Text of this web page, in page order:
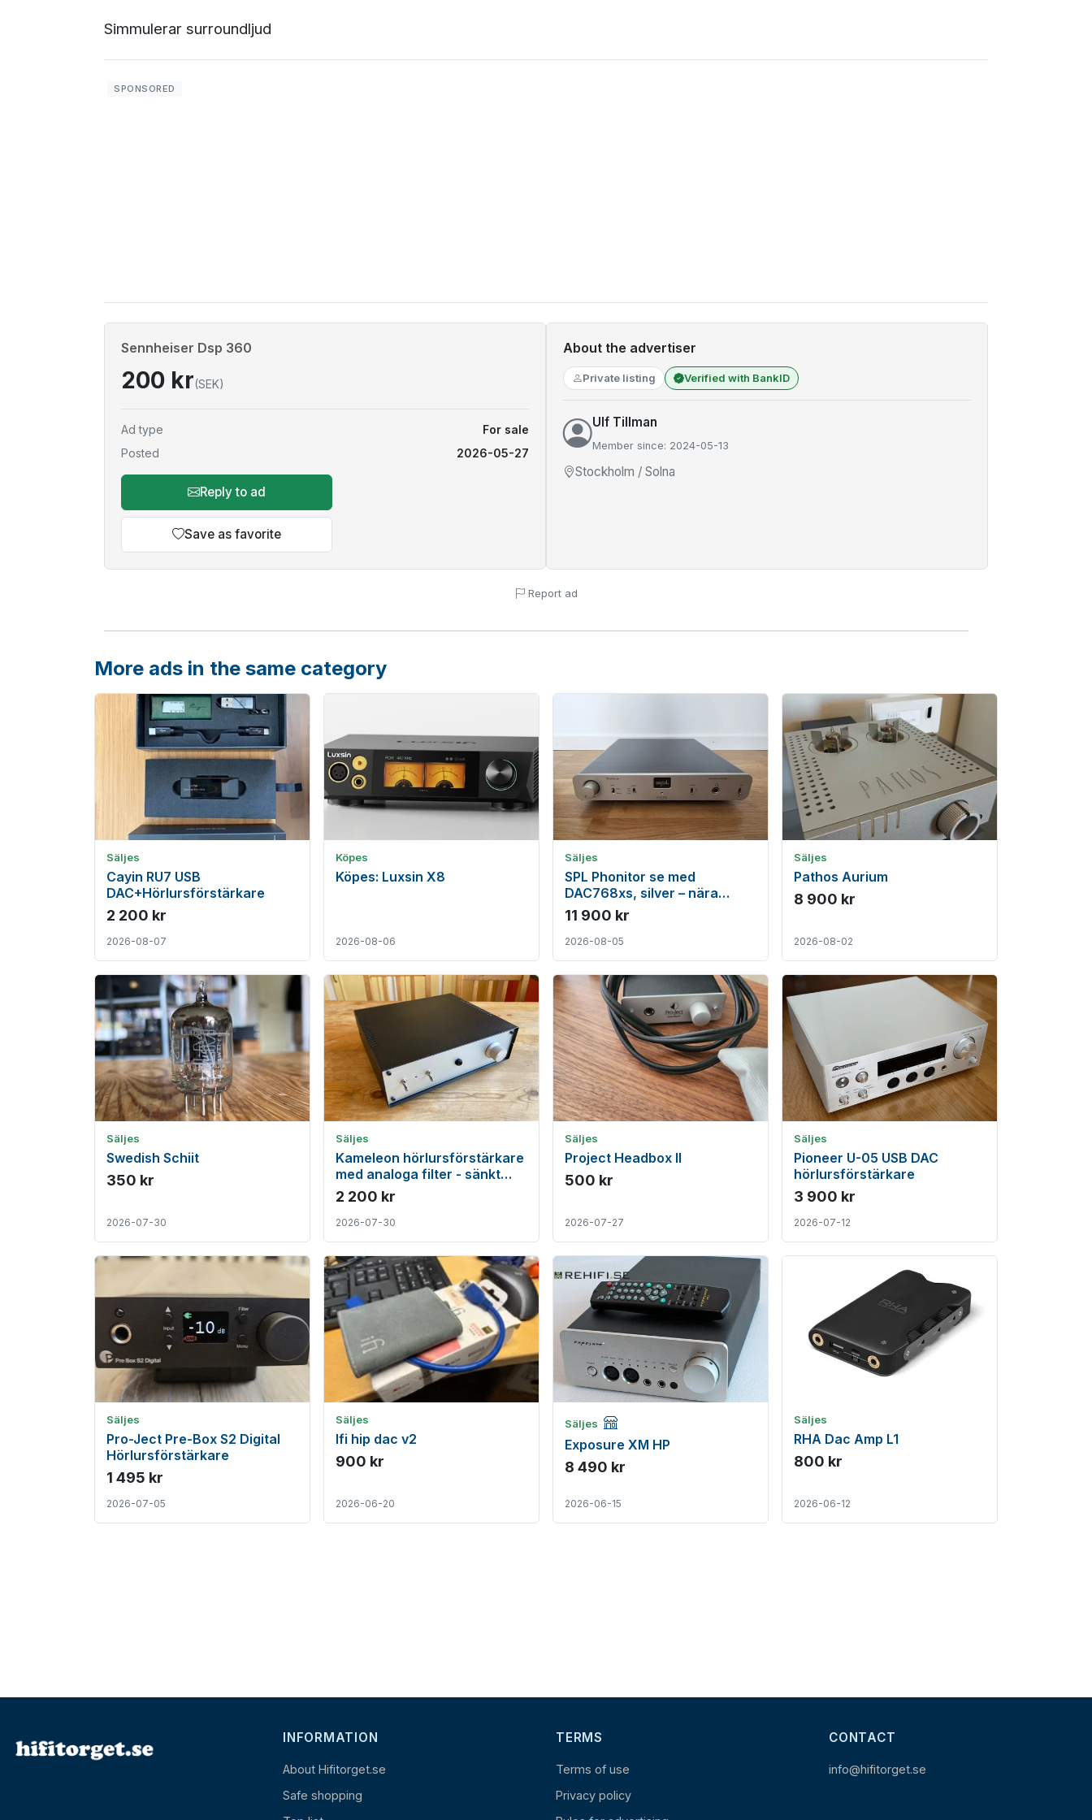
Simmulerar surroundljud
Sennheiser Dsp 360
200 kr(SEK)
Ad type
For sale
Posted
2026-05-27
Reply to ad
Save as favorite
About the advertiser
Private listing Verified with BankID
Ulf Tillman
Member since: 2024-05-13
Stockholm / Solna
Report ad
More ads in the same category
Säljes
Cayin RU7 USB
DAC+Hörlursförstärkare
2 200 kr
2026-08-07
Köpes
Köpes: Luxsin X8
2026-08-06
Säljes
SPL Phonitor se med
DAC768xs, silver – nära
nyskick
11 900 kr
2026-08-05
Säljes
Pathos Aurium
8 900 kr
2026-08-02
Säljes
Swedish Schiit
350 kr
2026-07-30
Säljes
Kameleon hörlursförstärkare
med analoga filter - sänkt
pris!
2 200 kr
2026-07-30
Säljes
Project Headbox II
500 kr
2026-07-27
Säljes
Pioneer U-05 USB DAC
hörlursförstärkare
3 900 kr
2026-07-12
Säljes
Pro-Ject Pre-Box S2 Digital
Hörlursförstärkare
1 495 kr
2026-07-05
Säljes
Ifi hip dac v2
900 kr
2026-06-20
Säljes Företagsannons
Exposure XM HP
8 490 kr
2026-06-15
Säljes
RHA Dac Amp L1
800 kr
2026-06-12
INFORMATION
About Hifitorget.se
Safe shopping
TERMS
Terms of use
Privacy policy
CONTACT
info@hifitorget.se